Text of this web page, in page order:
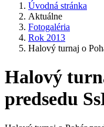
Úvodná stránka
Aktuálne
Fotogaléria
Rok 2013
Halový turnaj o
Halový
predsedu